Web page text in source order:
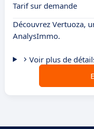
Tarif sur demande
Découvrez Vertuoza,
AnalysImmo.
Voir plus de